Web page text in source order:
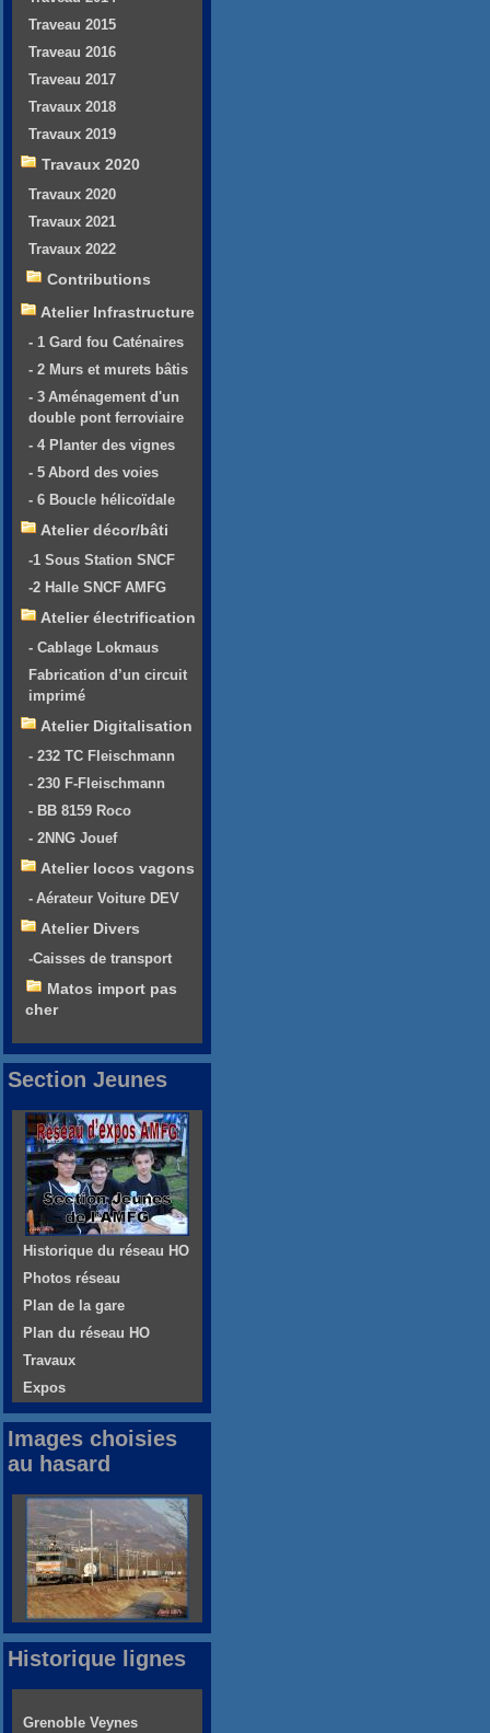
Traveau 2015
Traveau 2016
Traveau 2017
Travaux 2018
Travaux 2019
Travaux 2020
Travaux 2020
Travaux 2021
Travaux 2022
Contributions
Atelier Infrastructure
- 1 Gard fou Caténaires
- 2 Murs et murets bâtis
- 3 Aménagement d'un
double pont ferroviaire
- 4 Planter des vignes
- 5 Abord des voies
- 6 Boucle hélicoïdale
Atelier décor/bâti
-1 Sous Station SNCF
-2 Halle SNCF AMFG
Atelier électrification
- Cablage Lokmaus
Fabrication d’un circuit
imprimé
Atelier Digitalisation
- 232 TC Fleischmann
- 230 F-Fleischmann
- BB 8159 Roco
- 2NNG Jouef
Atelier locos vagons
- Aérateur Voiture DEV
Atelier Divers
-Caisses de transport
Matos import pas
cher
Section Jeunes
Historique du réseau HO
Photos réseau
Plan de la gare
Plan du réseau HO
Travaux
Expos
Images choisies
au hasard
Historique lignes
Grenoble Veynes